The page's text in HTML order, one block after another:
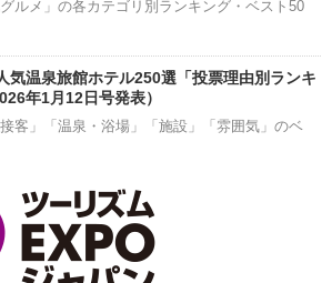
ルメ」の各カテゴリ別ランキング・ベスト50
気温泉旅館ホテル250選「投票理由別ランキ
年1月12日号発表）
接客」「温泉・浴場」「施設」「雰囲気」のベ